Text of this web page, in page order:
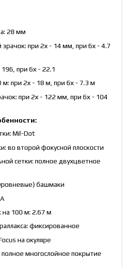
28 мм
при 2х - 14 мм, при 6х - 4.7
при 6х - 22.1
м: при 2х - 18 м, при 6х - 7.3 м
при 2х - 122 мм, при 6х - 104
Mil-Dot
во второй фокусной плоскости
сетки: полное двухцветное
башмаки
на 100 м: 2.67 м
фиксированное
на окуляре
многослойное покрытие